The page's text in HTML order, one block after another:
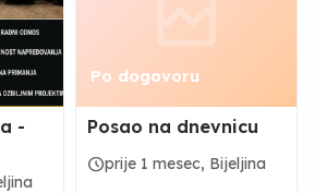
-
Po dogovoru
Posao na dnevnicu
scheduleprije 1 mesec, Bijeljina